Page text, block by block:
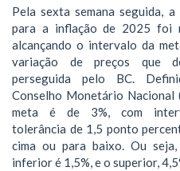
Pela sexta semana seguida, a
para a inflação de 2025 foi
alcançando o intervalo da
variação de preços que
perseguida pelo BC.
Conselho Monetário Nacional
meta é de 3%, com
tolerância de 1,5 ponto
cima ou para baixo. Ou
inferior é 1,5%, e o superior,